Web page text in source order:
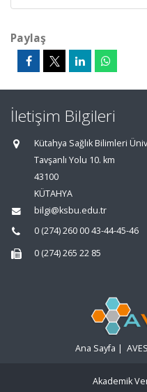
Paylaş
İletişim Bilgileri
Kütahya Sağlık Bilimleri
Tavşanlı Yolu 10. km
43100
KÜTAHYA
bilgi@ksbu.edu.tr
0 (274) 260 00 43-44-45-46
0 (274) 265 22 85
Ana Sayfa |
Akademik